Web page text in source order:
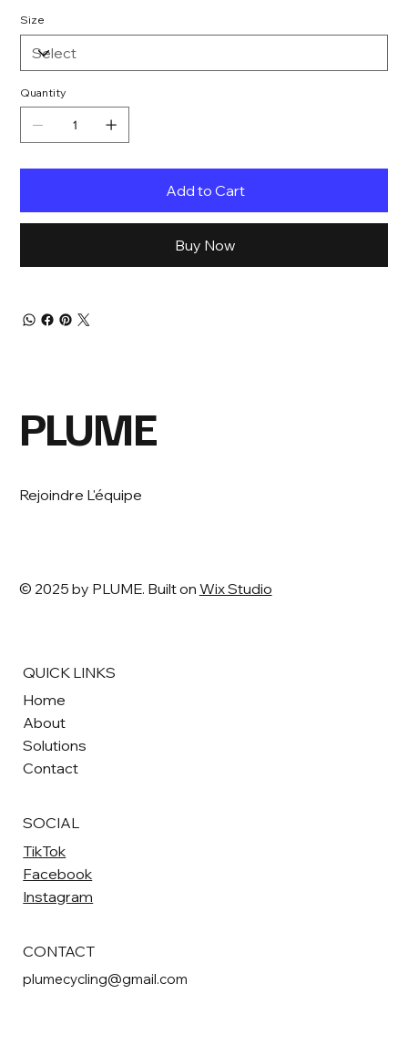
Size
Quantity
Add to Cart
Buy Now
PLUME
Rejoindre L'équipe
© 2025 by PLUME. Built on Wix Studio
QUICK LINKS
Home
About
Solutions
Contact
SOCIAL
TikTok
Facebook
Instagram
CONTACT
plumecycling@gmail.com